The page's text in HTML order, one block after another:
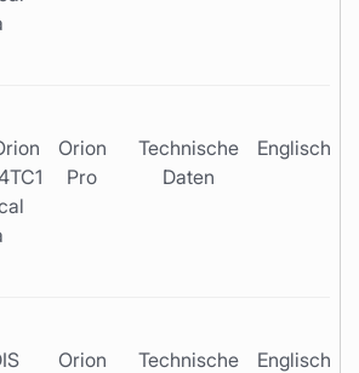
Orion
Pro
Technische
Daten
Englisch
Orion
Technische
Englisch